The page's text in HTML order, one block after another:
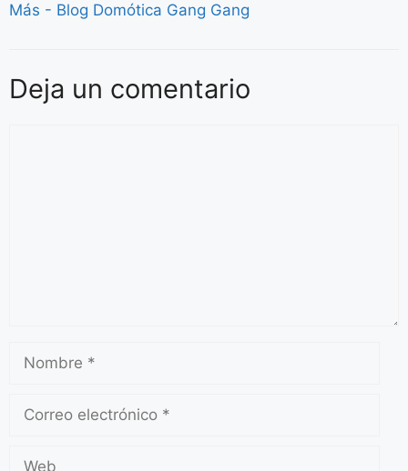
Más - Blog Domótica Gang Gang
Deja un comentario